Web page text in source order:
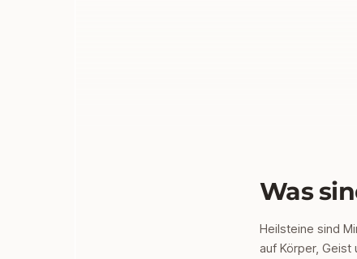
Was
Heilsteine sind
auf Körper, Geist